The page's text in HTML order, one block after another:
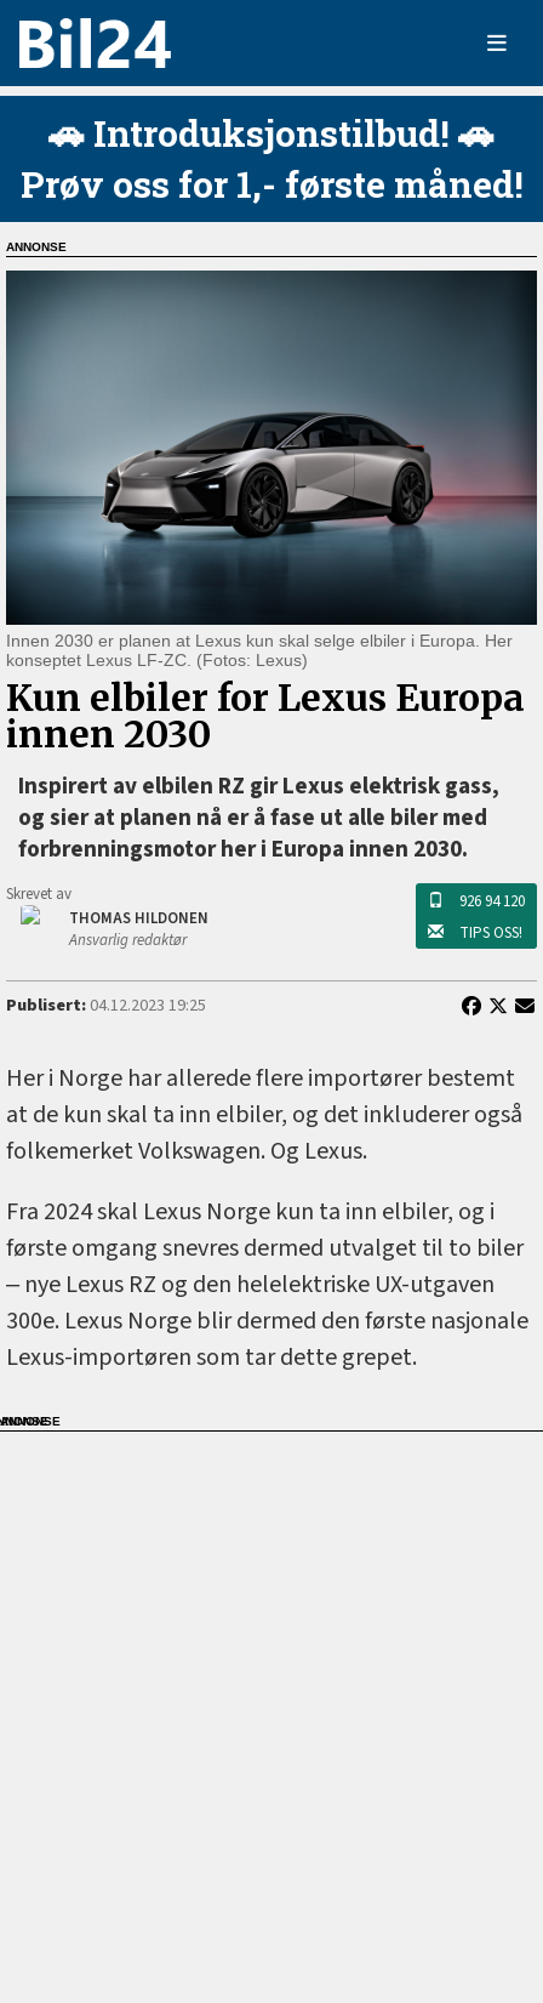
🚗 Introduksjonstilbud! 🚗
Prøv oss for 1,- første måned!
Innen 2030 er planen at Lexus kun skal selge elbiler i Europa. Her
konseptet Lexus LF-ZC. (Fotos: Lexus)
Kun elbiler for Lexus Europa
innen 2030
Inspirert av elbilen RZ gir Lexus elektrisk gass,
og sier at planen nå er å fase ut alle biler med
forbrenningsmotor her i Europa innen 2030.
Skrevet av
THOMAS HILDONEN
Ansvarlig redaktør
926 94 120
TIPS OSS!
Publisert:04.12.2023 19:25
Her i Norge har allerede flere importører bestemt
at de kun skal ta inn elbiler, og det inkluderer også
folkemerket Volkswagen. Og Lexus.
Fra 2024 skal Lexus Norge kun ta inn elbiler, og i
første omgang snevres dermed utvalget til to biler
‒ nye Lexus RZ og den helelektriske UX-utgaven
300e. Lexus Norge blir dermed den første nasjonale
Lexus-importøren som tar dette grepet.